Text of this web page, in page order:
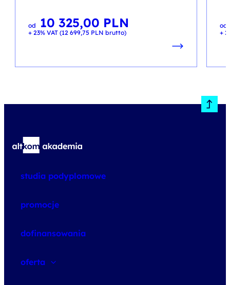
od 10 325,00 PLN
+ 23% VAT (12 699,75 PLN brutto)
od
+
studia podyplomowe
promocje
dofinansowania
oferta